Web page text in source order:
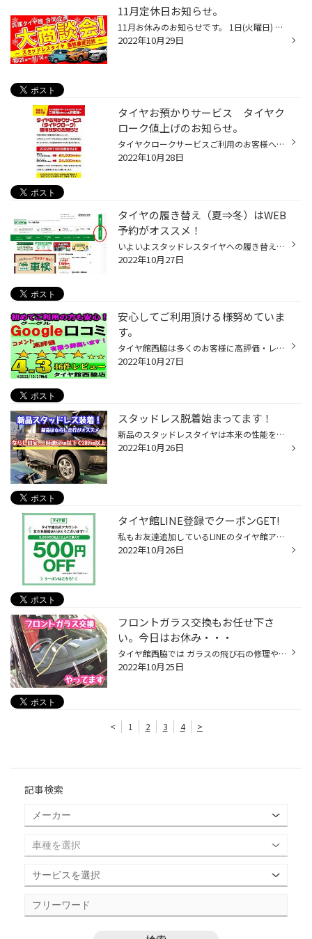
11月定休日お知らせ。
11月お休みのお知らせです。 1日(火曜日) 8日(火曜日) 15日(火曜日) 22日(火曜日) 29日(火曜日) 以上5日間となります。 ご来店の際にはご確認宜しくお願い致します。 現在開催中！ 兵庫タイヤ館合同企画 大商談会と題して スタッドレスタイヤをお買い得にご案内致します！！ タイヤ館西脇店・三田店...
2022年10月29日
タイヤお預かりサービス タイヤク
ローク値上げのお知らせ。
タイヤクロークサービスご利用のお客様へご案内です 平素は格別のご愛顧を賜り深謝いたします。 ご承知のように昨今の原油高などに起因する運送費高騰に 伴いタイヤクロークの価格改定をさせて頂く事となりました。 時期 2022年11月1日契約分より ●普通車 17,000円（税込） ⇒ 20,000円（税込） ●4X4...
2022年10月28日
タイヤの履き替え（夏⇒冬）はWEB
予約がオススメ！
いよいよスタッドレスタイヤへの履き替えも始まりました。 今年はインターネット予約（WEB予約）を ご利用いただくことをオススメしております。 ①タイヤ館西脇のHPへアクセスして頂きます。 タイヤ館西脇HP ↓赤丸のところ（予約する）をクリック ② 2項目の上側 タイヤ履き替えを選択 後はお好きな...
2022年10月27日
安心してご利用頂ける様努めていま
す。
タイヤ館西脇は多くのお客様に高評価・レビューを頂いております。 女性1人からでも気軽に入店できるお店作りに取り組んでいます。もちろん拘りのカスタム相談もお任せ頂けます！ これからスタッドレスタイヤへの履き替えにて待ち時間が増えてまいりますが スタッフ一 同精一杯 安全・安心のサポー...
2022年10月27日
スタッドレス脱着始まってます！
新品のスタッドレスタイヤは本来の性能を活かす為 慣らし走行をオススメしております！ 新品でも夏タイヤと比べると 凍結路面に有効ですが ならしをすることでメリットはあります！ 待ち時間が長くなるその前に新品購入をご検討の 方は早期装着オススメです！ 今保管しているスタッドレスタイヤが今...
2022年10月26日
タイヤ館LINE登録でクーポンGET!
私もお友達追加しているLINEのタイヤ館アカウント！！ LINEアプリのお友達検索で【タイヤ館】と検索！ タイヤ館LINE公式アカウント追加をすると・・・ 『お友だち追加』でもらえるお得なクーポンをGETしましょう！ 【クーポンGET方法】①LINEアプリを開いて「タイヤ館」を検索 ②「タイヤ館公式アカウ...
2022年10月26日
フロントガラス交換もお任せ下さ
い。今日はお休み・・・
タイヤ館西脇では ガラスの飛び石の修理やフロントガラス交換の 受付もさせて頂いております。 ヒビの入ったフロントガラスは走行の振動や・風圧で 更に危険になっていきます。。。 と言うことで交換風景です！※プロのガラス業者さんがしてくれます。 今回は今では主流！？ 安全サポート支援機能付...
2022年10月25日
< 1 2 3 4 >
記事検索